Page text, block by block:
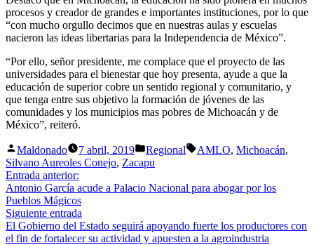
procesos y creador de grandes e importantes instituciones, por lo que
“con mucho orgullo decimos que en nuestras aulas y escuelas
nacieron las ideas libertarias para la Independencia de México”.
“Por ello, señor presidente, me complace que el proyecto de las
universidades para el bienestar que hoy presenta, ayude a que la
educación de superior cobre un sentido regional y comunitario, y
que tenga entre sus objetivo la formación de jóvenes de las
comunidades y los municipios mas pobres de Michoacán y de
México”, reiteró.
Publicado
por
Maldonado 7 abril, 2019
Publicada
en
Regional Etiquetas:
AMLO, Michoacán,
Silvano Aureoles Conejo, Zacapu
Navegación
de
entradas
Entrada anterior:
anterior:
Antonio García acude a Palacio Nacional para abogar por los
Pueblos Mágicos
Siguiente entrada
entrada:
El Gobierno del Estado seguirá apoyando fuerte los productores con
el fin de fortalecer su actividad y apuesten a la agroindustria